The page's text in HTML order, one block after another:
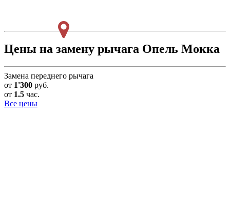
Цены на замену рычага Опель Мокка
Замена переднего рычага
от 1'300 руб.
от 1.5 час.
Все цены